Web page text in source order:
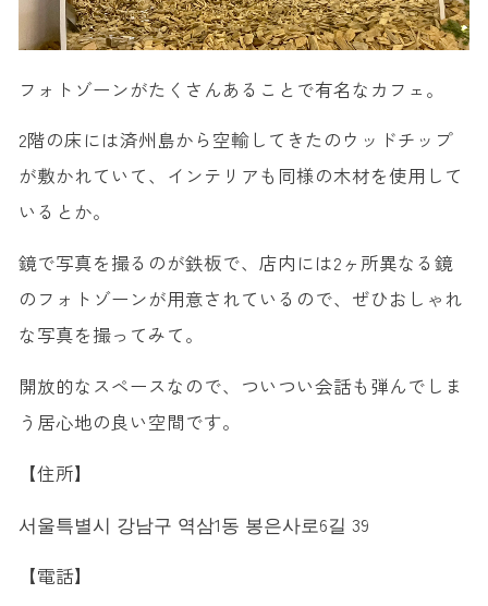
フォトゾーンがたくさんあることで有名なカフェ。
2階の床には済州島から空輸してきたのウッドチップ
が敷かれていて、インテリアも同様の木材を使用して
いるとか。
鏡で写真を撮るのが鉄板で、店内には2ヶ所異なる鏡
のフォトゾーンが用意されているので、ぜひおしゃれ
な写真を撮ってみて。
開放的なスペースなので、ついつい会話も弾んでしま
う居心地の良い空間です。
【住所】
서울특별시 강남구 역삼1동 봉은사로6길 39
【電話】